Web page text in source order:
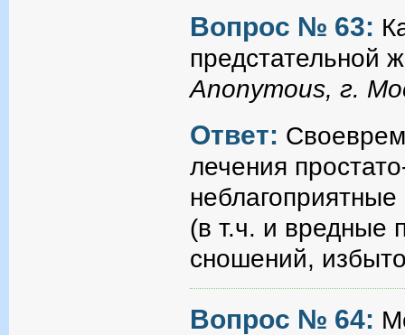
Вопрос № 63:
предстательной
Anonymous, г.
Ответ:
лечения
(в т.ч. и вредные
сношений,
Вопрос № 64: